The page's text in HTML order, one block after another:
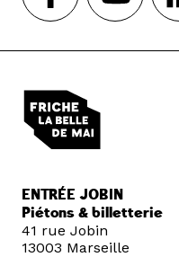
ENTRÉE JOBIN
Piétons & billetterie
41 rue Jobin
13003 Marseille